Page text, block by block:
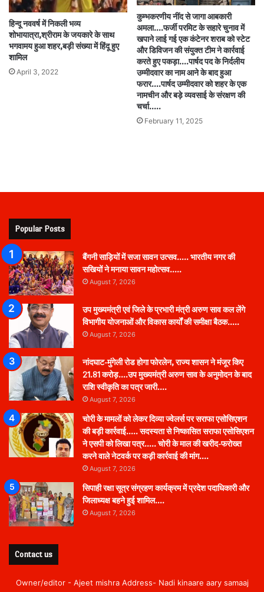
हिन्दू नववर्ष में निकली भव्य
शोभायात्रा,श्रीराम के जयकारे के साथ
भगवामय हुआ शहर,बड़ी संख्या में हिंदू हुए
शामिल
April 3, 2022
कुम्भकरणीय नींद से जागा आबकारी
अमला….फर्जी परमिट के सहारे चुनाव में
खपाने लाई गई एक कंटेनर शराब को स्टेट
और डिविजन की संयुक्त टीम ने कार्रवाई
करते हुए पकड़ा….पार्षद पद के निर्दलीय
उम्मीदवार का नाम आने के बाद हुआ
फरार….पार्षद उम्मीदवार को शहर के एक
नामचीन और बड़े व्यवसाई के संरक्षण की
चर्चा…..
February 11, 2025
Popular Posts
बैंगनी साड़ियों में सजा सावन उत्सव….. भारतीय नगर की
सखियों ने मनाया सावन महोत्सव…..
August 7, 2026
उप मुख्यमंत्री एवं जिले के प्रभारी मंत्री अरुण साव कल लेंगे
विभागीय योजनाओं और विकास कार्यों की समीक्षा बैठक…..
August 7, 2026
नांदघाट-मुंगेली रोड होगा फोरलेन, राज्य शासन ने मंजूर किए
21.81 करोड़….उप मुख्यमंत्री अरुण साव के अनुमोदन के बाद
राशि स्वीकृति का पत्र जारी….
August 7, 2026
चोरी के मामलों को लेकर दिव्या ज्वेलर्स पर सराफा एसोसिएशन
की बड़ी कार्रवाई….. सदस्यता से निष्कासित सराफा एसोसिएशन
ने एसपी को लिखा पत्र….. चोरी के माल की खरीद-फरोख्त
करने वाले नेटवर्क पर कड़ी कार्रवाई की मांग….
August 7, 2026
सिपाही रक्षा सूत्र संग्रहण कार्यक्रम में प्रदेश पदाधिकारी और
जिलाध्यक्ष बहने हुई शामिल….
August 7, 2026
Contact us
Owner/editor - Ajeet mishra Address- Nadi kinaare aary samaaj